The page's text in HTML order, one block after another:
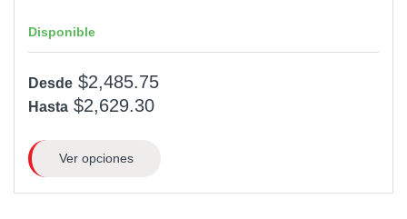
Disponible
Desde $2,485.75
Hasta $2,629.30
Ver opciones